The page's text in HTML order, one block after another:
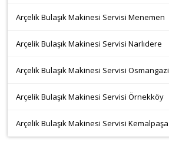
Arçelik Bulaşık Makinesi Servisi Menemen
Arçelik Bulaşık Makinesi Servisi Narlıdere
Arçelik Bulaşık Makinesi Servisi Osmangazi
Arçelik Bulaşık Makinesi Servisi Örnekköy
Arçelik Bulaşık Makinesi Servisi Kemalpaşa